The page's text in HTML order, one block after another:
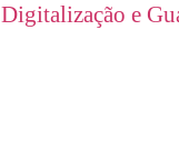
Digitalização e